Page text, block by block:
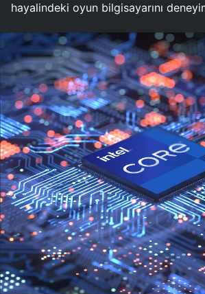
hayalindeki oyun bilgisayarını